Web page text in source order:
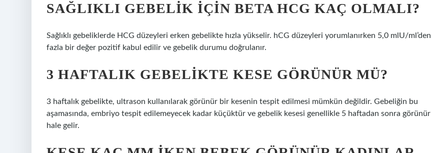
SAĞLIKLI GEBELIK IÇIN BETA HCG KAÇ OLMALI?
Sağlıklı gebeliklerde HCG düzeyleri erken gebelikte hızla yükselir. hCG düzeyleri yorumlanırken 5,0 mlU/ml’den
fazla bir değer pozitif kabul edilir ve gebelik durumu doğrulanır.
3 HAFTALIK GEBELIKTE KESE GÖRÜNÜR MÜ?
3 haftalık gebelikte, ultrason kullanılarak görünür bir kesenin tespit edilmesi mümkün değildir. Gebeliğin bu
aşamasında, embriyo tespit edilemeyecek kadar küçüktür ve gebelik kesesi genellikle 5 haftadan sonra görünür
hale gelir.